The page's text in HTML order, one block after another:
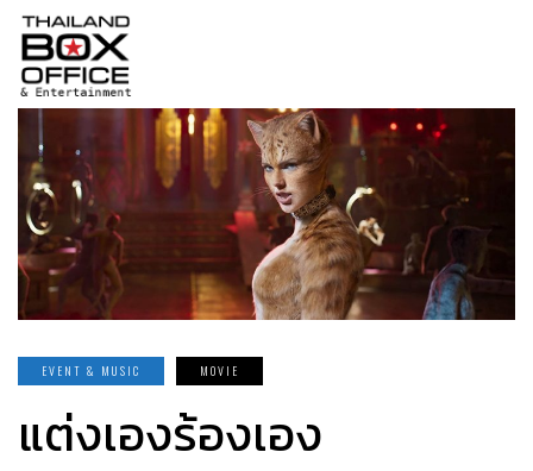
EVENT & MUSIC MOVIE
แต่งเองร้องเอง